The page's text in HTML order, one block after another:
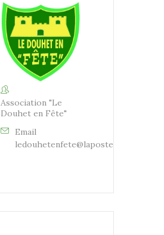
Association "Le
Douhet en Fête"
Email
ledouhetenfete@laposte.net